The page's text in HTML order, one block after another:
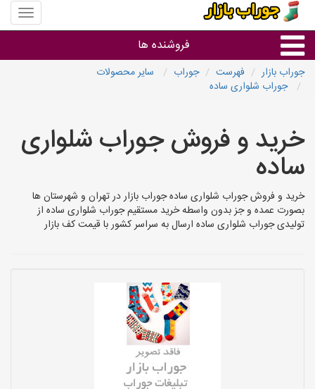
منوی
سایت
بازار
فروشنده ها
جوراب بازار فهرست جوراب
سایر محصولات
جوراب شلواری ساده
خرید و فروش جوراب شلواری
ساده
خرید و فروش جوراب شلواری ساده جوراب بازار در تهران و شهرستان ها
بصورت عمده و جز بدون واسطه خرید مستقیم جوراب شلواری ساده از
تولیدی جوراب شلواری ساده ارسال به سراسر کشور با قیمت کف بازار